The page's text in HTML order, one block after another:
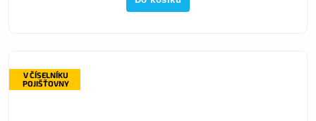
V ČÍSELNÍKU
POJIŠŤOVNY